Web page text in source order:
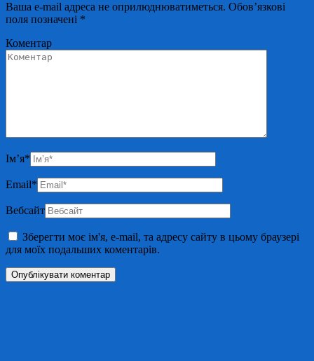
Ваша e-mail адреса не оприлюднюватиметься. Обов’язкові
поля позначені *
Коментар
Ім’я*
Email*
Вебсайт
Зберегти моє ім'я, e-mail, та адресу сайту в цьому браузері
для моїх подальших коментарів.